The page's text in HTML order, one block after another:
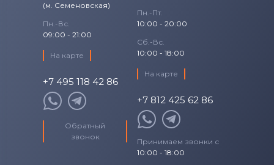
(м. Семеновская)
Пн.-Вс.
09:00 - 21:00
На карте
+7 495 118 42 86
Обратный
звонок
Пн.-Пт.
10:00 - 20:00
Сб.-Вс.
10:00 - 18:00
На карте
+7 812 425 62 86
Принимаем звонки с
10:00 - 18:00